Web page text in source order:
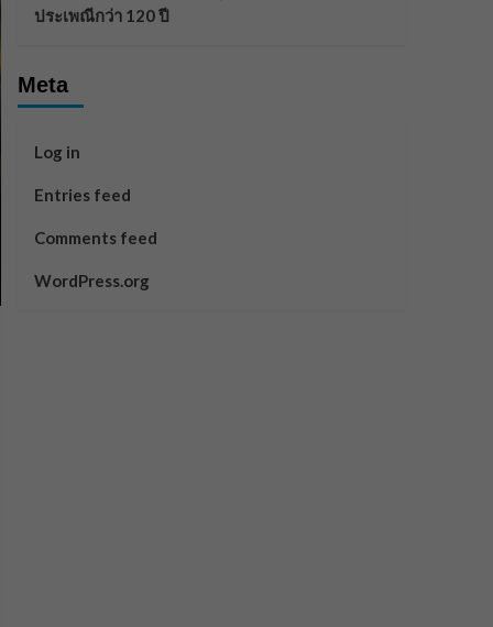
ประเพณีกว่า 120 ปี
Meta
Log in
Entries feed
Comments feed
WordPress.org